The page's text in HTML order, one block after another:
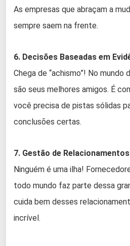
As empresas que abraçam a
sempre saem na frente.
6. Decisões Baseadas em
Chega de “achismo”! No mundo
são seus melhores amigos. É
você precisa de pistas sólidas
conclusões certas.
7. Gestão de Relacionamentos
Ninguém é uma ilha!
todo mundo faz parte dessa
cuida bem desses
incrível.